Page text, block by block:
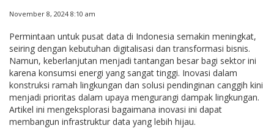
November 8, 2024 8:10 am
Permintaan untuk pusat data di Indonesia semakin meningkat,
seiring dengan kebutuhan digitalisasi dan transformasi bisnis.
Namun, keberlanjutan menjadi tantangan besar bagi sektor ini
karena konsumsi energi yang sangat tinggi. Inovasi dalam
konstruksi ramah lingkungan dan solusi pendinginan canggih kini
menjadi prioritas dalam upaya mengurangi dampak lingkungan.
Artikel ini mengeksplorasi bagaimana inovasi ini dapat
membangun infrastruktur data yang lebih hijau.